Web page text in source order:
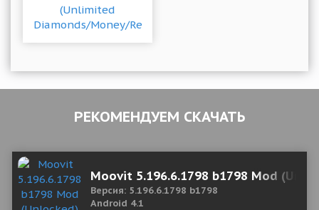
РЕКОМЕНДУЕМ СКАЧАТЬ
Moovit 5.196.6.1798 b1798 Mod
Версия: 5.196.6.1798 b1798
Android 4.1